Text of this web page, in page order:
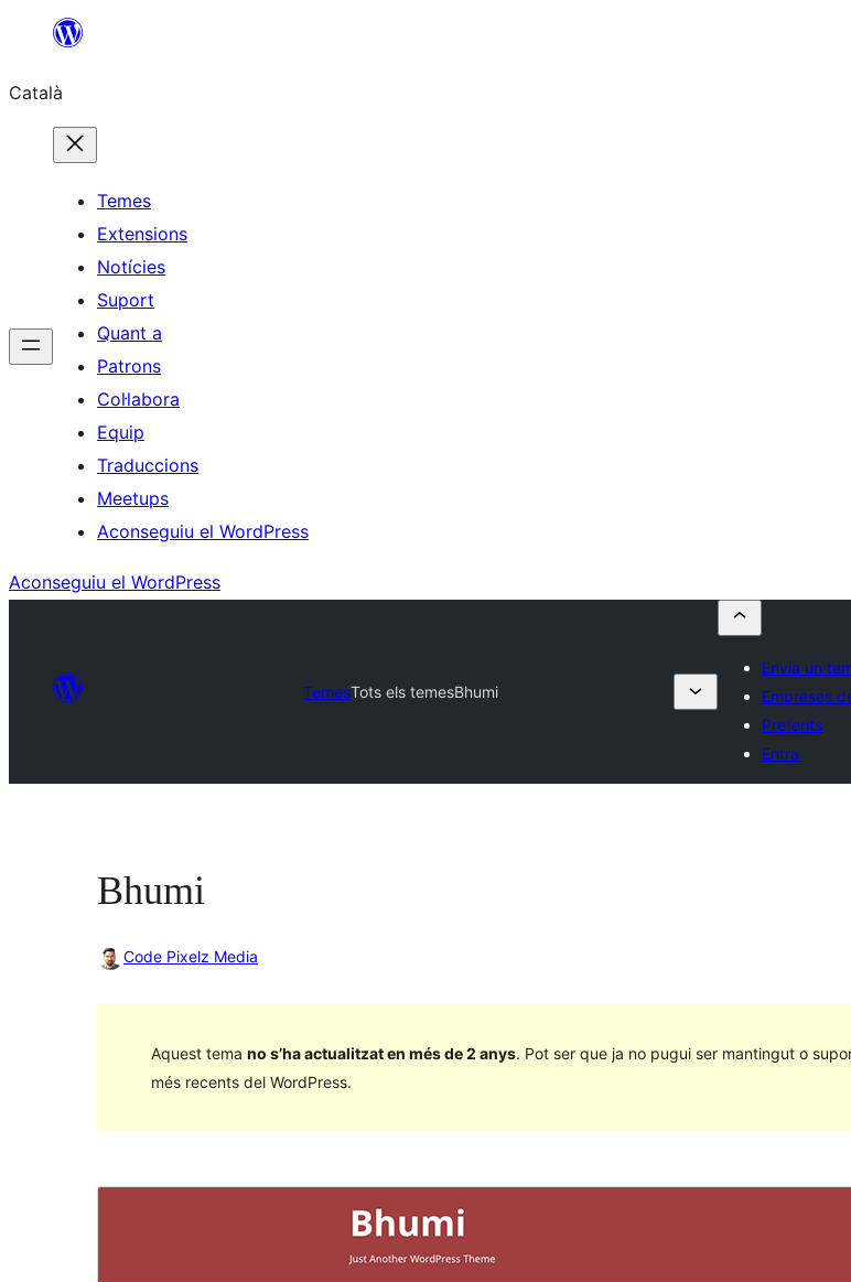
contingut
Català
Temes
Extensions
Notícies
Suport
Quant a
Patrons
Col·labora
Equip
Traduccions
Meetups
Aconseguiu el WordPress
Aconseguiu el WordPress
TemesTots els temesBhumi
Envia un
Empreses
Preferits
Entra
Bhumi
Code Pixelz Media
Aquest tema no s’ha actualitzat en més de 2 anys. Pot ser que ja no pugui ser mantingut o
més recents del WordPress.